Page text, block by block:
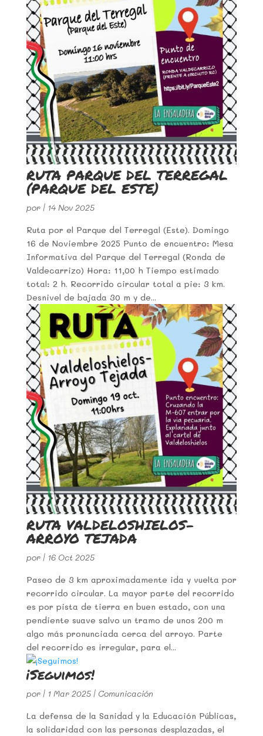
RUTA PARQUE DEL TERREGAL
(PARQUE DEL ESTE)
por | 14 Nov 2025
Ruta por el Parque del Terregal (Este). Domingo
16 de Noviembre 2025 Punto de encuentro: Mesa
Informativa del Parque del Terregal (Ronda de
Valdecarrizo) Hora: 11,00 h Tiempo estimado
total: 2 h. Recorrido circular total a pie: 3 km.
Desnivel de bajada 30 m y de...
RUTA VALDELOSHIELOS-
ARROYO TEJADA
por | 16 Oct 2025
Paseo de 3 km aproximadamente ida y vuelta por
recorrido circular. La mayor parte del recorrido
es por pista de tierra en buen estado, con una
pendiente suave salvo un tramo de unos 200 m
algo más pronunciada cerca del arroyo. Parte
del recorrido es irregular, para el...
¡Seguimos!
por | 1 Mar 2025| Comunicación
La defensa de la Sanidad y la Educación Públicas,
la solidaridad con las personas desplazadas, el